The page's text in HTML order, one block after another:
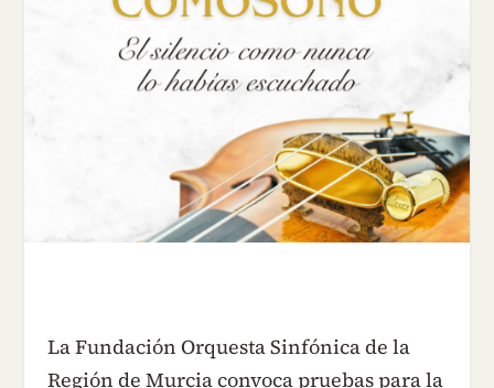
La Fundación Orquesta Sinfónica de la
Región de Murcia convoca pruebas para la